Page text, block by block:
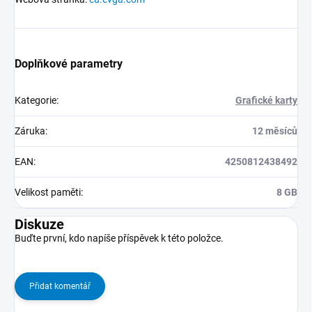
Doplňkové parametry
Kategorie: Grafické karty
Záruka: 12 měsíců
EAN: 4250812438492
Velikost paměti: 8 GB
Diskuze
Buďte první, kdo napíše příspěvek k této položce.
Přidat komentář